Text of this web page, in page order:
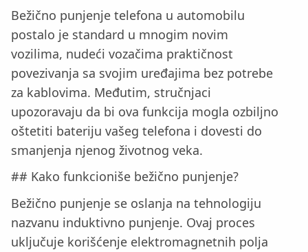
Bežično punjenje telefona u automobilu
postalo je standard u mnogim novim
vozilima, nudeći vozačima praktičnost
povezivanja sa svojim uređajima bez potrebe
za kablovima. Međutim, stručnjaci
upozoravaju da bi ova funkcija mogla ozbiljno
oštetiti bateriju vašeg telefona i dovesti do
smanjenja njenog životnog veka.
## Kako funkcioniše bežično punjenje?
Bežično punjenje se oslanja na tehnologiju
nazvanu induktivno punjenje. Ovaj proces
uključuje korišćenje elektromagnetnih polja